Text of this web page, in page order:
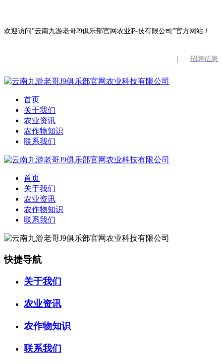
欢迎访问”云南九游老哥J9俱乐部官网农业科技有限公司”官方网站！
招聘信息
首页
关于我们
农业资讯
农作物知识
联系我们
首页
关于我们
农业资讯
农作物知识
联系我们
快捷导航
关于我们
农业资讯
农作物知识
联系我们